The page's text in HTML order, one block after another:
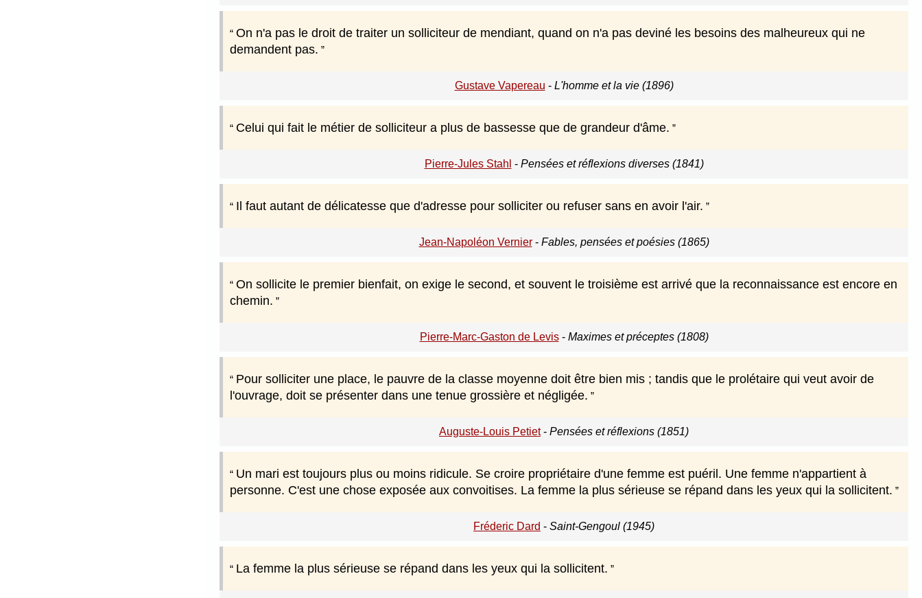
On n'a pas le droit de traiter un solliciteur de mendiant, quand on n'a pas deviné les besoins des malheureux qui ne
demandent pas.
Gustave Vapereau - L'homme et la vie (1896)
Celui qui fait le métier de solliciteur a plus de bassesse que de grandeur d'âme.
Pierre-Jules Stahl - Pensées et réflexions diverses (1841)
Il faut autant de délicatesse que d'adresse pour solliciter ou refuser sans en avoir l'air.
Jean-Napoléon Vernier- Fables, pensées et poésies (1865)
On sollicite le premier bienfait, on exige le second, et souvent le troisième est arrivé que la reconnaissance est encore en
chemin.
Pierre-Marc-Gaston de Levis- Maximes et préceptes (1808)
Pour solliciter une place, le pauvre de la classe moyenne doit être bien mis ; tandis que le prolétaire qui veut avoir de
l'ouvrage, doit se présenter dans une tenue grossière et négligée.
Auguste-Louis Petiet- Pensées et réflexions (1851)
Un mari est toujours plus ou moins ridicule. Se croire propriétaire d'une femme est puéril. Une femme n'appartient à
personne. C'est une chose exposée aux convoitises. La femme la plus sérieuse se répand dans les yeux qui la sollicitent.
Fréderic Dard - Saint-Gengoul (1945)
La femme la plus sérieuse se répand dans les yeux qui la sollicitent.